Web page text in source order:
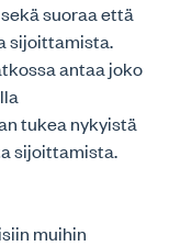
suoraa että
sijoittamista.
antaa joko
tukea nykyistä
sijoittamista.
muihin